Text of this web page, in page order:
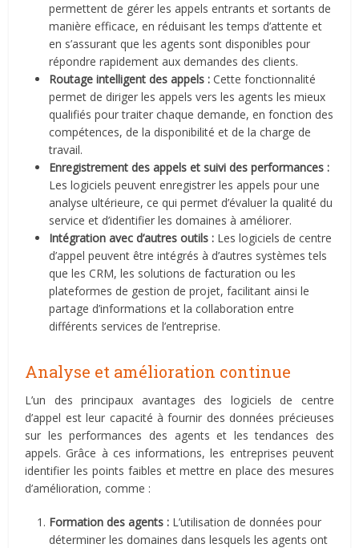
permettent de gérer les appels entrants et sortants de
manière efficace, en réduisant les temps d’attente et
en s’assurant que les agents sont disponibles pour
répondre rapidement aux demandes des clients.
Routage intelligent des appels :Cette fonctionnalité
permet de diriger les appels vers les agents les mieux
qualifiés pour traiter chaque demande, en fonction des
compétences, de la disponibilité et de la charge de
travail.
Enregistrement des appels et suivi des performances :
Les logiciels peuvent enregistrer les appels pour une
analyse ultérieure, ce qui permet d’évaluer la qualité du
service et d’identifier les domaines à améliorer.
Intégration avec d’autres outils : Les logiciels de centre
d’appel peuvent être intégrés à d’autres systèmes tels
que les CRM, les solutions de facturation ou les
plateformes de gestion de projet, facilitant ainsi le
partage d’informations et la collaboration entre
différents services de l’entreprise.
Analyse et amélioration continue
L’un des principaux avantages des logiciels de centre
d’appel est leur capacité à fournir des données précieuses
sur les performances des agents et les tendances des
appels. Grâce à ces informations, les entreprises peuvent
identifier les points faibles et mettre en place des mesures
d’amélioration, comme :
Formation des agents : L’utilisation de données pour
déterminer les domaines dans lesquels les agents ont